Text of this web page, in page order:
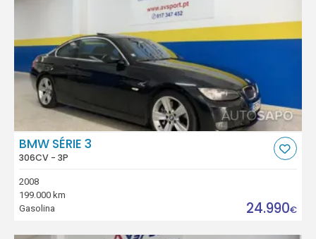
BMW SÉRIE 3
306CV - 3P
2008
199.000 km
Gasolina
24.990€